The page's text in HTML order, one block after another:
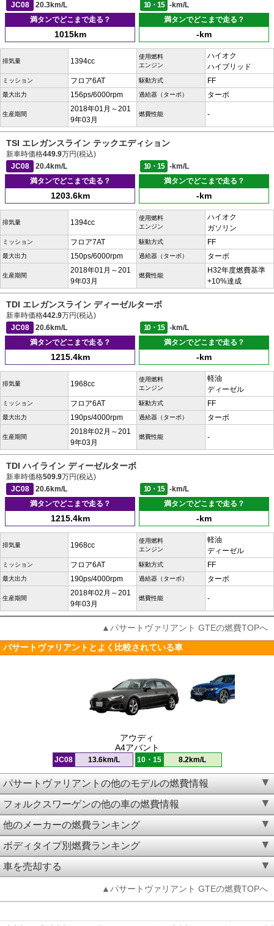
JC08
20.3km/L 10・15
-km/L
満タンでどこまで走る？
1015km
満タンでどこまで走る？
-km
排気量 1394cc
使用燃料
エンジン
ハイオク
ハイブリッド
ミッション フロア6AT 駆動方式 FF
最大出力 156ps/6000rpm 過給器（ターボ） ターボ
生産期間
2018年01月～201
9年03月
燃費性能 -
TSI エレガンスライン テックエディション
新車時価格449.9万円(税込)
JC08
20.4km/L 10・15
-km/L
満タンでどこまで走る？
1203.6km
満タンでどこまで走る？
-km
排気量 1394cc
使用燃料
エンジン
ハイオク
ガソリン
ミッション フロア7AT 駆動方式 FF
最大出力 150ps/6000rpm 過給器（ターボ） ターボ
生産期間
2018年01月～201
9年03月
燃費性能
H32年度燃費基準
+10%達成
TDI エレガンスライン ディーゼルターボ
新車時価格442.9万円(税込)
JC08
20.6km/L 10・15
-km/L
満タンでどこまで走る？
1215.4km
満タンでどこまで走る？
-km
排気量 1968cc
使用燃料
エンジン
軽油
ディーゼル
ミッション フロア6AT 駆動方式 FF
最大出力 190ps/4000rpm 過給器（ターボ） ターボ
生産期間
2018年02月～201
9年03月
燃費性能 -
TDI ハイライン ディーゼルターボ
新車時価格509.9万円(税込)
JC08
20.6km/L 10・15
-km/L
満タンでどこまで走る？
1215.4km
満タンでどこまで走る？
-km
排気量 1968cc
使用燃料
エンジン
軽油
ディーゼル
ミッション フロア6AT 駆動方式 FF
最大出力 190ps/4000rpm 過給器（ターボ） ターボ
生産期間
2018年02月～201
9年03月
燃費性能 -
▲パサートヴァリアント GTEの燃費TOPへ
パサートヴァリアントとよく比較されている車
アウディ
A4アバント
JC08 13.6km/L 10・15 8.2km/L
パサートヴァリアントの他のモデルの燃費情報
フォルクスワーゲンの他の車の燃費情報
他のメーカーの燃費ランキング
ボディタイプ別燃費ランキング
車を売却する
▲パサートヴァリアント GTEの燃費TOPへ